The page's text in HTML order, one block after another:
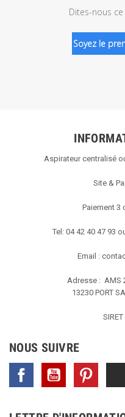
Dites-nous
Soyez le
Aspirateur centralisé
Site &
Paiement 3
Tel: 04 42 40 47 93
Email :
Adresse : AMS
13230 PORT
NOUS SUIVRE
Facebook YouTube